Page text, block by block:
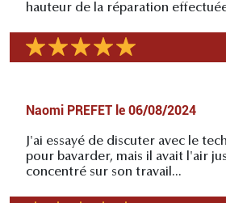
hauteur de la réparation
Naomi PREFET le 06/08/2024
J'ai essayé de discuter avec le
pour bavarder, mais il avait l'air
concentré sur son travail...